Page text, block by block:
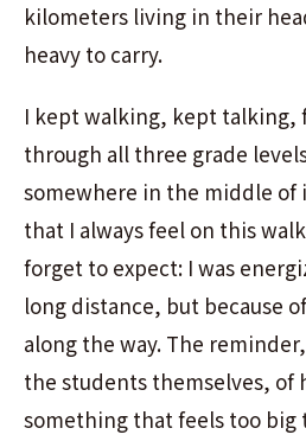
kilometers living in their
heavy to carry.
I kept walking, kept talking,
through all three grade
somewhere in the middle
that I always feel on this
forget to expect: I was
long distance, but because
along the way. The
the students themselves, of
something that feels too big